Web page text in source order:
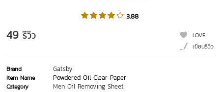
3.88
49 รีวิว
LOVE
เขียนรีวิว
Brand Gatsby
Item Name Powdered Oil Clear Paper
Category Men Oil Removing Sheet